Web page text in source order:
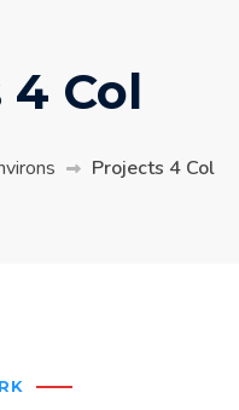
Col
Projects 4 Col